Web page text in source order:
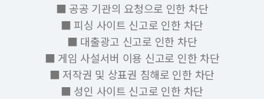
■ 공공 기관의 요청으로 인한 차단
■ 피싱 사이트 신고로 인한 차단
■ 대출광고 신고로 인한 차단
■ 게임 사설서버 이용 신고로 인한 차단
■ 저작권 및 상표권 침해로 인한 차단
■ 성인 사이트 신고로 인한 차단